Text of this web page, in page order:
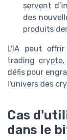
servent
des
produits
L'IA peut
trading
défis pour
l'univers des
Cas
dans le